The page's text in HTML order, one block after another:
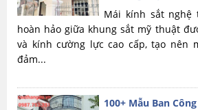
Mái kính sắt nghệ
hoàn hảo giữa khung sắt mỹ thuật
và kính cường lực cao cấp, tạo nên
đảm...
100+ Mẫu Ban